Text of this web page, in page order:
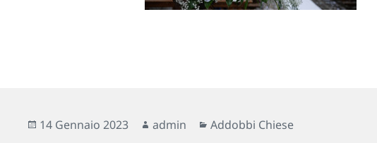
Scritto
14 Gennaio 2023 Autore
admin Categorie
Addobbi Chiese